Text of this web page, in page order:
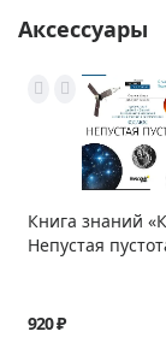
Аксессуары
Книга знаний
Непустая
920 ₽